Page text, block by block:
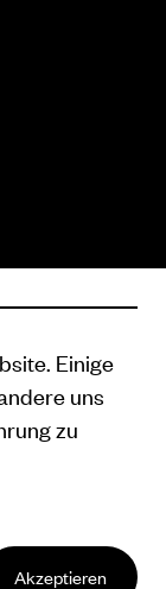
Einige
uns
zu
Akzeptieren